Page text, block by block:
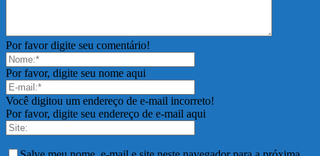
Por favor digite seu comentário!
Por favor, digite seu nome aqui
Você digitou um endereço de e-mail incorreto!
Por favor, digite seu endereço de e-mail aqui